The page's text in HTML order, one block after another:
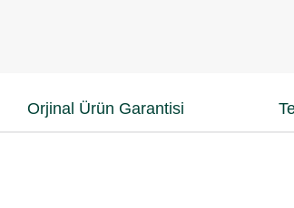
Orjinal Ürün Garantisi